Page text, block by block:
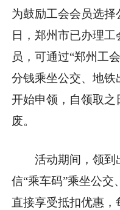
为鼓励工会会员选择
日，郑州市已办理
员，可通过“郑州工
分钱乘坐公交、地铁
开始申领，自领取之
废。
活动期间，领到
信“乘车码”乘坐公
直接享受抵扣优惠，